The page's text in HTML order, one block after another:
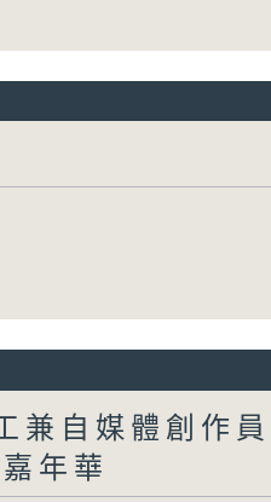
兼自媒體創作員
年華